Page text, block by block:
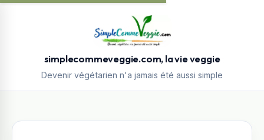
simplecommeveggie.com, la vie veggie
Devenir végétarien n'a jamais été aussi simple